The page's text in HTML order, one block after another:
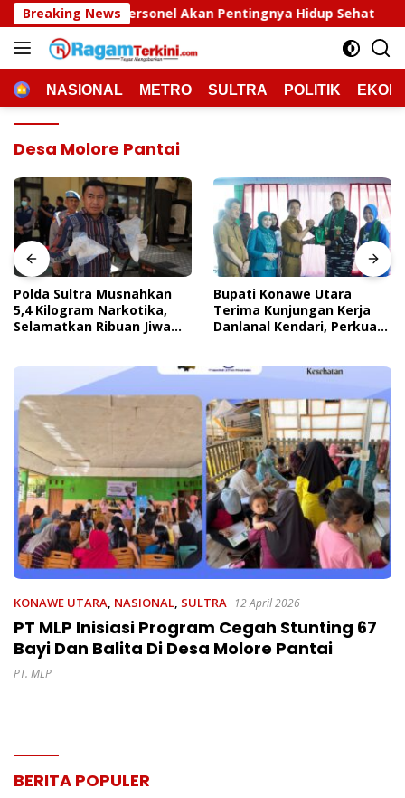
Langsung
ke
konten
Breaking News
Akan Pentingnya Hidup Sehat Polda Sultra
HOMENASIONAL METRO SULTRA POLITIK
Desa Molore Pantai
Polda Sultra Musnahkan
5,4 Kilogram Narkotika,
Selamatkan Ribuan Jiwa
Bupati Konawe Utara
Terima Kunjungan Kerja
Danlanal Kendari, Perkuat
KONAWE UTARA, NASIONAL, SULTRA 12 April 2026
PT MLP Inisiasi Program Cegah Stunting 67
Bayi Dan Balita Di Desa Molore Pantai
PT. MLP
BERITA POPULER